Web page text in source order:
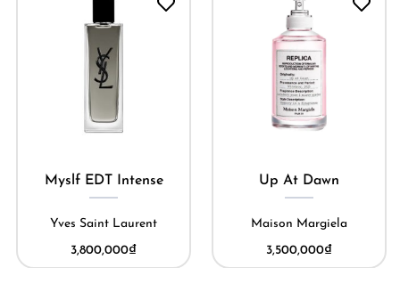
Myslf EDT Intense
Yves Saint Laurent
3,800,000₫
Up At Dawn
Maison Margiela
3,500,000₫